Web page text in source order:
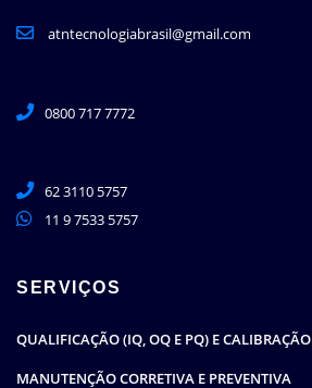
atntecnologiabrasil@gmail.com
0800 717 7772
62 3110 5757
11 9 7533 5757
SERVIÇOS
QUALIFICAÇÃO (IQ, OQ E PQ) E CALIBRAÇÃO
MANUTENÇÃO CORRETIVA E PREVENTIVA